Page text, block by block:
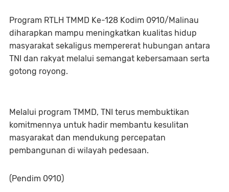
Program RTLH TMMD Ke-128 Kodim 0910/Malinau
diharapkan mampu meningkatkan kualitas hidup
masyarakat sekaligus mempererat hubungan antara
TNI dan rakyat melalui semangat kebersamaan serta
gotong royong.
Melalui program TMMD, TNI terus membuktikan
komitmennya untuk hadir membantu kesulitan
masyarakat dan mendukung percepatan
pembangunan di wilayah pedesaan.
(Pendim 0910)